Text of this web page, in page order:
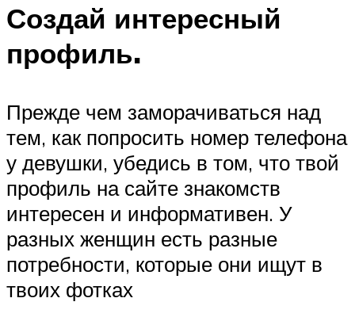
Создай интересный
профиль.
Прежде чем заморачиваться над
тем, как попросить номер телефона
у девушки, убедись в том, что твой
профиль на сайте знакомств
интересен и информативен. У
разных женщин есть разные
потребности, которые они ищут в
твоих фотках